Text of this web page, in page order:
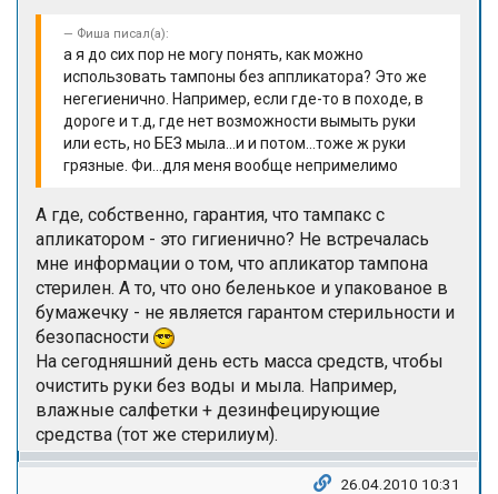
Фиша писал(а):
а я до сих пор не могу понять, как можно
использовать тампоны без аппликатора? Это же
негегиенично. Например, если где-то в походе, в
дороге и т.д, где нет возможности вымыть руки
или есть, но БЕЗ мыла...и и потом...тоже ж руки
грязные. Фи...для меня вообще непримелимо
А где, собственно, гарантия, что тампакс с
апликатором - это гигиенично? Не встречалась
мне информации о том, что апликатор тампона
стерилен. А то, что оно беленькое и упакованое в
бумажечку - не является гарантом стерильности и
безопасности
На сегодняшний день есть масса средств, чтобы
очистить руки без воды и мыла. Например,
влажные салфетки + дезинфецирующие
средства (тот же стерилиум).
26.04.2010 10:31